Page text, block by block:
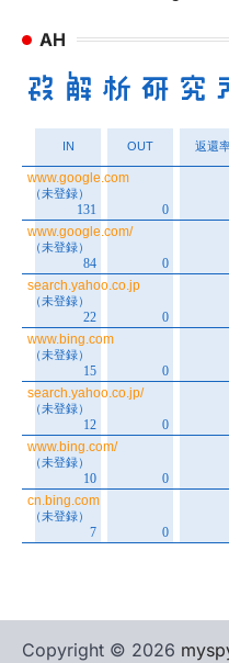
AH
Copyright © 2026